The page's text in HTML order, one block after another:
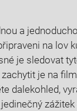
a
na lov
je sledovat
je na
dalekohled,⁣